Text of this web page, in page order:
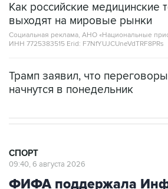
Как российские медицинские
выходят на мировые рынки
Социальная реклама, АНО «Национальные
ИНН 7725383515 Erid: F7NfYUJCUneVdTRF8PRs
Трамп заявил, что
начнутся в понедельник
СПОРТ
09:40, 6 августа 2026
ФИФА поддержала